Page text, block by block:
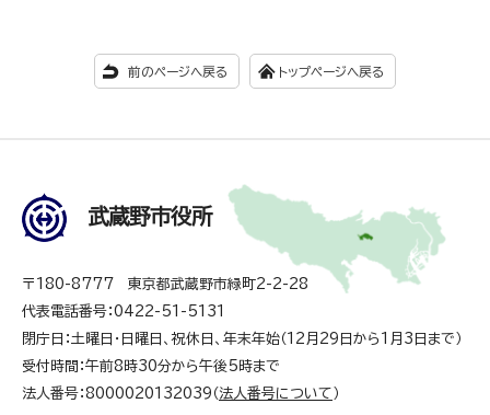
前のページへ戻る トップページへ戻る
武蔵野市役所
〒180-8777 東京都武蔵野市緑町2-2-28
代表電話番号：0422-51-5131
閉庁日：土曜日・日曜日、祝休日、年末年始（12月29日から1月3日まで）
受付時間：午前8時30分から午後5時まで
法人番号：8000020132039（ 法人番号について ）